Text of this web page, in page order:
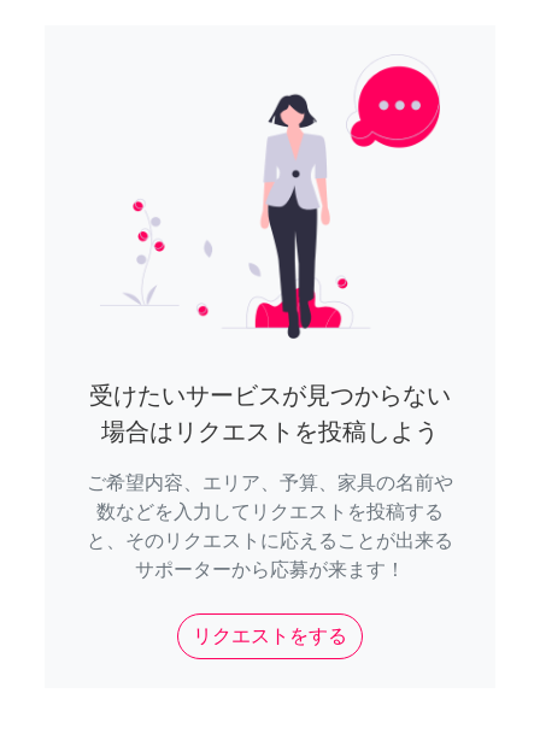
受けたいサービスが見つからない
場合はリクエストを投稿しよう
ご希望内容、エリア、予算、家具の名前や
数などを入力してリクエストを投稿する
と、そのリクエストに応えることが出来る
サポーターから応募が来ます！
リクエストをする